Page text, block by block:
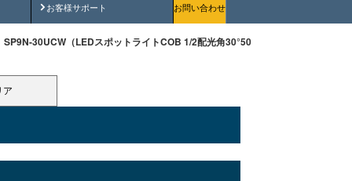
お客様サポート
安全にご使用いただくためにお問い合わせ
SP9N-30UCW（LEDスポットライトCOB 1/2配光角30°5000K 調光非対応）
ア